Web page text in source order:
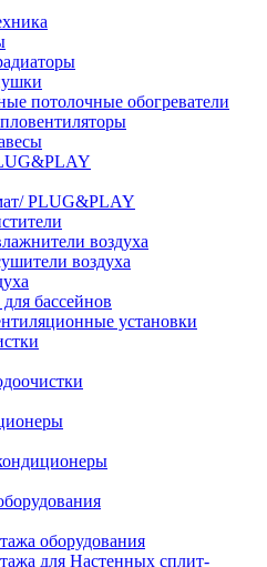
потолочные обогреватели
PLUG&PLAY
воздуха
воздуха
бассейнов
установки
оборудования
для Настенных сплит-